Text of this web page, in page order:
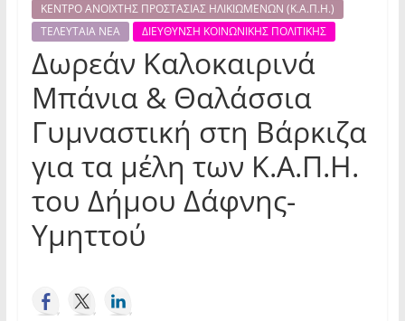
ΚΕΝΤΡΟ ΑΝΟΙΧΤΗΣ ΠΡΟΣΤΑΣΙΑΣ ΗΛΙΚΙΩΜΕΝΩΝ (Κ.Α.Π.Η.)
ΤΕΛΕΥΤΑΙΑ ΝΕΑ
ΔΙΕΥΘΥΝΣΗ ΚΟΙΝΩΝΙΚΗΣ ΠΟΛΙΤΙΚΗΣ
Δωρεάν Καλοκαιρινά
Μπάνια & Θαλάσσια
Γυμναστική στη Βάρκιζα
για τα μέλη των Κ.Α.Π.Η.
του Δήμου Δάφνης-
Υμηττού